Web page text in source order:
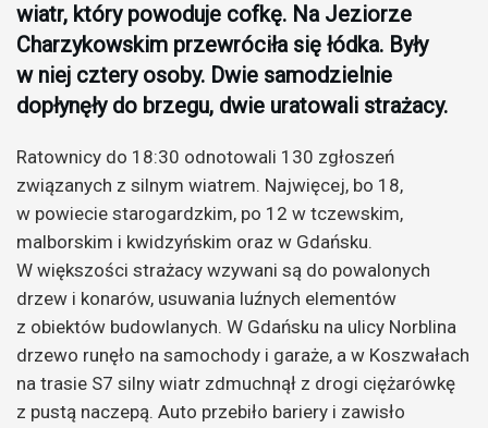
wiatr, który powoduje cofkę. Na Jeziorze
Charzykowskim przewróciła się łódka. Były
w niej cztery osoby. Dwie samodzielnie
dopłynęły do brzegu, dwie uratowali strażacy.
Ratownicy do 18:30 odnotowali 130 zgłoszeń
związanych z silnym wiatrem. Najwięcej, bo 18,
w powiecie starogardzkim, po 12 w tczewskim,
malborskim i kwidzyńskim oraz w Gdańsku.
W większości strażacy wzywani są do powalonych
drzew i konarów, usuwania luźnych elementów
z obiektów budowlanych. W Gdańsku na ulicy Norblina
drzewo runęło na samochody i garaże, a w Koszwałach
na trasie S7 silny wiatr zdmuchnął z drogi ciężarówkę
z pustą naczepą. Auto przebiło bariery i zawisło